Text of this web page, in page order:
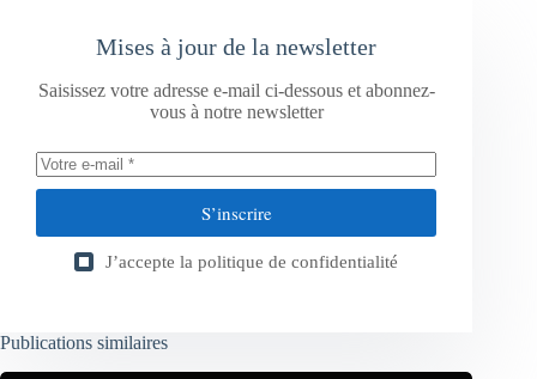
Mises à jour de la newsletter
Saisissez votre adresse e-mail ci-dessous et abonnez-
vous à notre newsletter
S’inscrire
J’accepte la politique de confidentialité
Publications similaires